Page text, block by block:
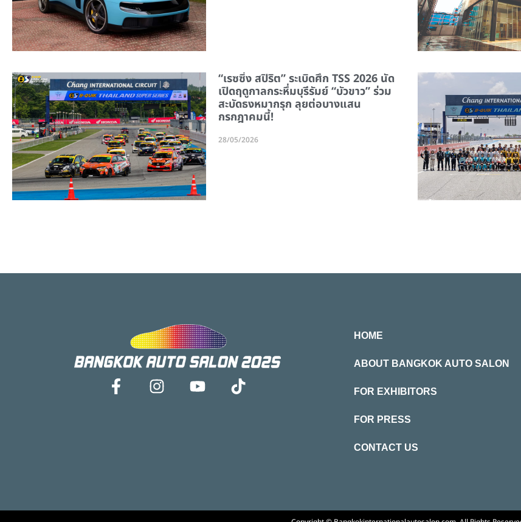
“เรซซิ่ง สปิริต” ระเบิดศึก TSS 2026 นัด
เปิดฤดูกาลกระหึ่มบุรีรัมย์ “บัวขาว” ร่วม
สะบัดธงหมากรุก ลุยต่อบางแสน
กรกฎาคมนี้!
28/05/2026
HOME
ABOUT BANGKOK AUTO SALON
FOR EXHIBITORS
FOR PRESS
CONTACT US